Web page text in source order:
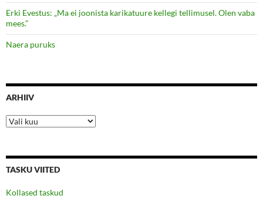
Erki Evestus: „Ma ei joonista karikatuure kellegi tellimusel. Olen vaba
mees.”
Naera puruks
ARHIIV
Arhiiv
TASKU VIITED
Kollased taskud